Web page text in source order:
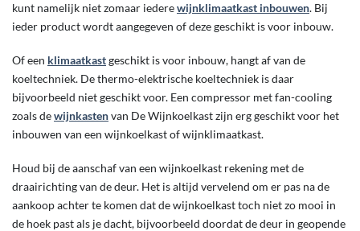
kunt namelijk niet zomaar iederewijnklimaatkast inbouwen. Bij
ieder product wordt aangegeven of deze geschikt is voor inbouw.
Of een klimaatkastgeschikt is voor inbouw, hangt af van de
koeltechniek. De thermo-elektrische koeltechniek is daar
bijvoorbeeld niet geschikt voor. Een compressor met fan-cooling
zoals dewijnkastenvan De Wijnkoelkast zijn erg geschikt voor het
inbouwen van een wijnkoelkast of wijnklimaatkast.
Houd bij de aanschaf van een wijnkoelkast rekening met de
draairichting van de deur. Het is altijd vervelend om er pas na de
aankoop achter te komen dat de wijnkoelkast toch niet zo mooi in
de hoek past als je dacht, bijvoorbeeld doordat de deur in geopende